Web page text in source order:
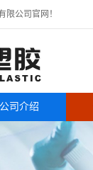
限公司官网！
公司介绍